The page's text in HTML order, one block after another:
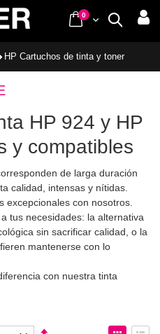
Buscar
Cart
0items
HP Cartuchos de tinta y toner
HP 924 y HP
y compatibles
de larga duración
calidad, intensas y nítidas.
excepcionales con nosotros.
tus necesidades: la alternativa
sin sacrificar calidad, o la
mantenerse con lo
con nuestra tinta
Fijar
Ver